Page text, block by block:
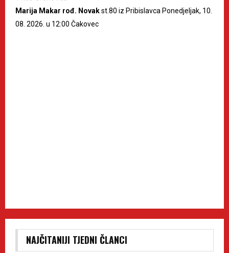
Marija Makar rođ. Novakst.80 iz Pribislavca Ponedjeljak, 10.
08. 2026. u 12:00 Čakovec
NAJČITANIJI TJEDNI ČLANCI